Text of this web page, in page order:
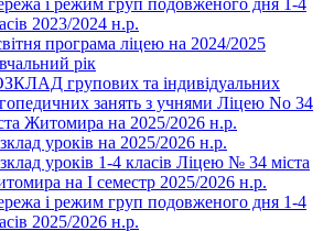
2023/2024 н.р.
програма ліцею на 2024/2025
рік
групових та індивідуальних
занять з учнями Ліцею No 34
Житомира на 2025/2026 н.р.
уроків на 2025/2026 н.р.
уроків 1-4 класів Ліцею № 34 міста
на І семестр 2025/2026 н.р.
і режим груп подовженого дня 1-4
2025/2026 н.р.